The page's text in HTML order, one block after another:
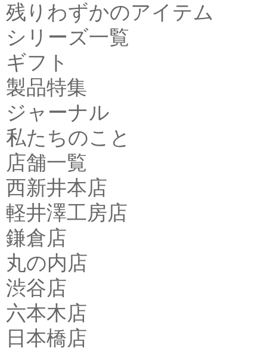
残りわずかのアイテム
シリーズ一覧
ギフト
製品特集
ジャーナル
私たちのこと
店舗一覧
西新井本店
軽井澤工房店
鎌倉店
丸の内店
渋谷店
六本木店
日本橋店